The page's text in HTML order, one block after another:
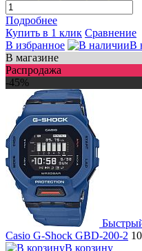
Подробнее
Купить в 1 клик Сравнение
В избранное
В
В магазине
Распродажа
-45%
Casio G-Shock GBD-200-2
В корзину